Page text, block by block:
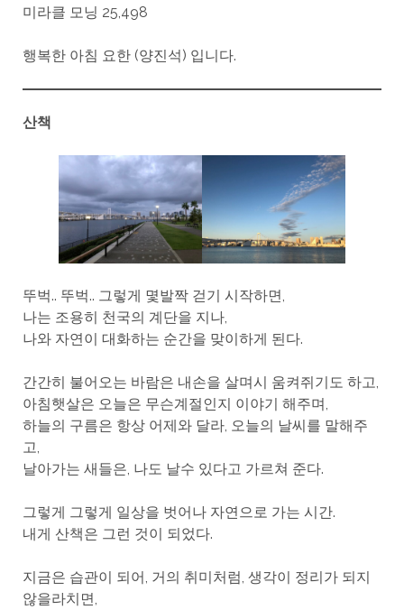
미라클 모닝 25,498
행복한 아침 요한 (양진석) 입니다.
산책
뚜벅.. 뚜벅.. 그렇게 몇발짝 걷기 시작하면,
나는 조용히 천국의 계단을 지나,
나와 자연이 대화하는 순간을 맞이하게 된다.
간간히 불어오는 바람은 내손을 살며시 움켜쥐기도 하고,
아침햇살은 오늘은 무슨계절인지 이야기 해주며,
하늘의 구름은 항상 어제와 달라, 오늘의 날씨를 말해주
고,
날아가는 새들은, 나도 날수 있다고 가르쳐 준다.
그렇게 그렇게 일상을 벗어나 자연으로 가는 시간.
내게 산책은 그런 것이 되었다.
지금은 습관이 되어, 거의 취미처럼, 생각이 정리가 되지
않을라치면,